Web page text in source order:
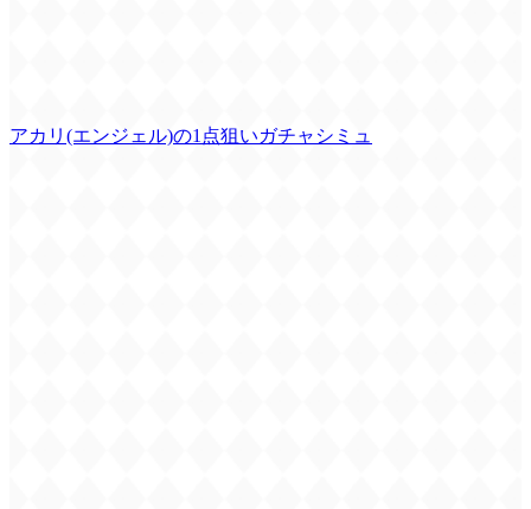
アカリ(エンジェル)の1点狙いガチャシミュ